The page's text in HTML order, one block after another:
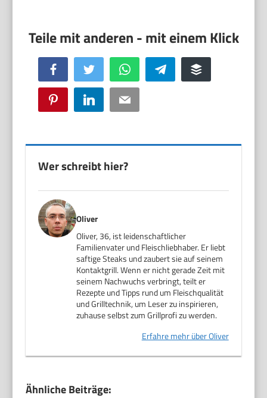
Facebook Twitter WhatsApp Telegram Buffer
Pinterest LinkedIn Email
Wer schreibt hier?
Oliver
Oliver, 36, ist leidenschaftlicher
Familienvater und Fleischliebhaber. Er liebt
saftige Steaks und zaubert sie auf seinem
Kontaktgrill. Wenn er nicht gerade Zeit mit
seinem Nachwuchs verbringt, teilt er
Rezepte und Tipps rund um Fleischqualität
und Grilltechnik, um Leser zu inspirieren,
zuhause selbst zum Grillprofi zu werden.
Erfahre mehr über Oliver
Ähnliche Beiträge: